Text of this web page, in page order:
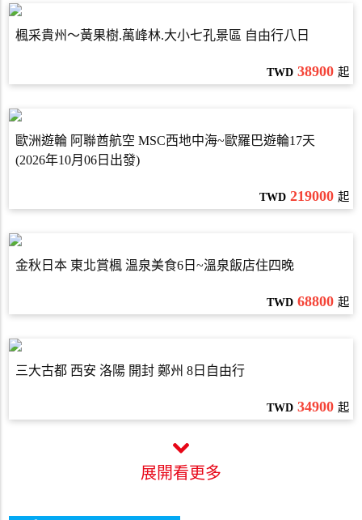
楓采貴州～黃果樹.萬峰林.大小七孔景區 自由行八日
TWD 38900 起
歐洲遊輪 阿聯酋航空 MSC西地中海~歐羅巴遊輪17天
(2026年10月06日出發)
TWD 219000 起
金秋日本 東北賞楓 溫泉美食6日~溫泉飯店住四晚
TWD 68800 起
三大古都 西安 洛陽 開封 鄭州 8日自由行
TWD 34900 起
展開看更多